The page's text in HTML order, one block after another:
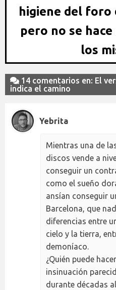
higiene del foro
pero no se
los
14 comentarios en: El
indica el camino
Yebrita
Mientras una de
discos vende a
conseguir un
como el sueño
ansían conseguir
Barcelona, que
diferencias entre
cielo y la tierra,
demoníaco.
¿Quién puede
insinuación
durante décadas